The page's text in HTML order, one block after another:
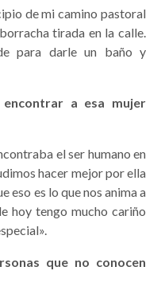
de mi camino pastoral
tirada en la calle.
para darle un baño y
a esa mujer
el ser humano en
hacer mejor por ella
eso es lo que nos anima a
hoy tengo mucho cariño
que no conocen